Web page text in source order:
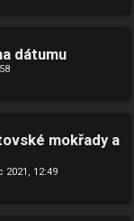
dátumu
mokřady a
2021, 12:49